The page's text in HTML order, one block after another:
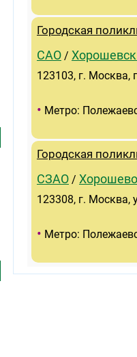
Городская
САО /
123103, г.
• Метро:
Городская
СЗАО /
123308, г. Москва,
• Метро: